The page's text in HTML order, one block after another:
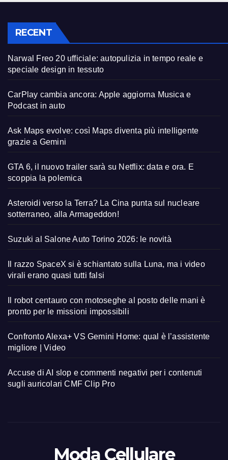
RECENT
Narwal Freo 20 ufficiale: autopulizia in tempo reale e
speciale design in tessuto
CarPlay cambia ancora: Apple aggiorna Musica e
Podcast in auto
Ask Maps evolve: così Maps diventa più intelligente
grazie a Gemini
GTA 6, il nuovo trailer sarà su Netflix: data e ora. E
scoppia la polemica
Asteroidi verso la Terra? La Cina punta sul nucleare
sotterraneo, alla Armageddon!
Suzuki al Salone Auto Torino 2026: le novità
Il razzo SpaceX si è schiantato sulla Luna, ma i video
virali erano quasi tutti falsi
Il robot centauro con motoseghe al posto delle mani è
pronto per le missioni impossibili
Confronto Alexa+ VS Gemini Home: qual è l’assistente
migliore | Video
Accuse di AI slop e commenti negativi per i contenuti
sugli auricolari CMF Clip Pro
Moda Cellulare